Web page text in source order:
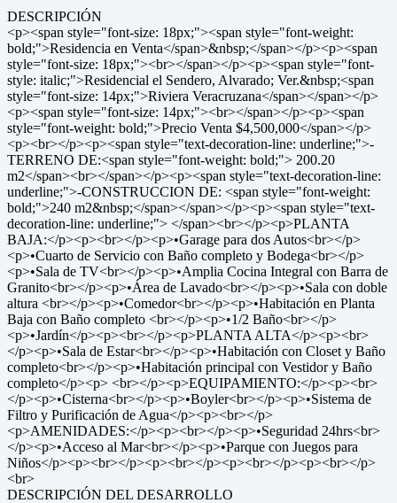
DESCRIPCIÓN
<p><span style="font-size: 18px;"><span style="font-weight:
bold;">Residencia en Venta</span>&nbsp;</span></p><p><span
style="font-size: 18px;"><br></span></p><p><span style="font-
style: italic;">Residencial el Sendero, Alvarado; Ver.&nbsp;<span
style="font-size: 14px;">Riviera Veracruzana</span></span></p>
<p><span style="font-size: 14px;"><br></span></p><p><span
style="font-weight: bold;">Precio Venta $4,500,000</span></p>
<p><br></p><p><span style="text-decoration-line: underline;">-
TERRENO DE:<span style="font-weight: bold;"> 200.20
m2</span><br></span></p><p><span style="text-decoration-line:
underline;">-CONSTRUCCION DE: <span style="font-weight:
bold;">240 m2&nbsp;</span></span></p><p><span style="text-
decoration-line: underline;"> </span><br></p><p>PLANTA
BAJA:</p><p><br></p><p>•Garage para dos Autos<br></p>
<p>•Cuarto de Servicio con Baño completo y Bodega<br></p>
<p>•Sala de TV<br></p><p>•Amplia Cocina Integral con Barra de
Granito<br></p><p>•Área de Lavado<br></p><p>•Sala con doble
altura <br></p><p>•Comedor<br></p><p>•Habitación en Planta
Baja con Baño completo <br></p><p>•1/2 Baño<br></p>
<p>•Jardín</p><p><br></p><p>PLANTA ALTA</p><p><br>
</p><p>•Sala de Estar<br></p><p>•Habitación con Closet y Baño
completo<br></p><p>•Habitación principal con Vestidor y Baño
completo</p><p> <br></p><p>EQUIPAMIENTO:</p><p><br>
</p><p>•Cisterna<br></p><p>•Boyler<br></p><p>•Sistema de
Filtro y Purificación de Agua</p><p><br></p>
<p>AMENIDADES:</p><p><br></p><p>•Seguridad 24hrs<br>
</p><p>•Acceso al Mar<br></p><p>•Parque con Juegos para
Niños</p><p><br></p><p><br></p><p><br></p><p><br></p>
<br>
DESCRIPCIÓN DEL DESARROLLO